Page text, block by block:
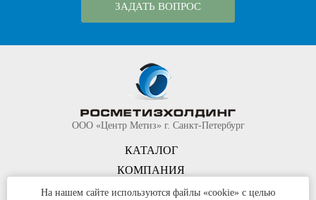
ЗАДАТЬ ВОПРОС
КОМПАНИЯ
ООО «Центр Метиз» г. Санкт-Петербург
КАТАЛОГ
КОНТАКТЫ
На нашем сайте используются файлы «cookie» с целью